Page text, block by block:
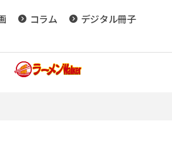
コラム
デジタル冊子